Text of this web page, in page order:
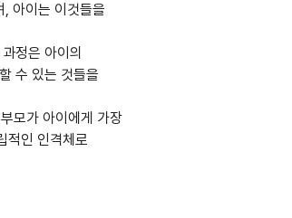
아이는 이것들을
정은 아이의
수 있는 것들을
모가 아이에게 가장
적인 인격체로